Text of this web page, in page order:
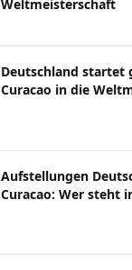
Weltmeisterschaft
Deutschland startet
Curacao in die
Aufstellungen
Curacao: Wer steht